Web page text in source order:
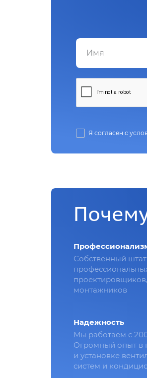
Я согласен с
Собственный штат
монтажников
Надежность
Мы работаем с
Огромный опыт в
и установке
систем и